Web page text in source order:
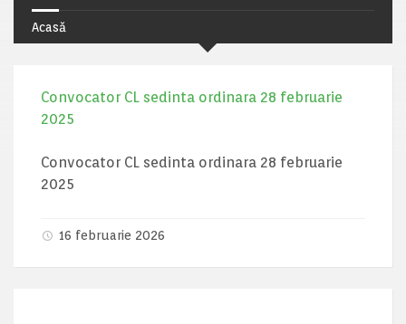
Acasă
Convocator CL sedinta ordinara 28 februarie
2025
Convocator CL sedinta ordinara 28 februarie
2025
16 februarie 2026